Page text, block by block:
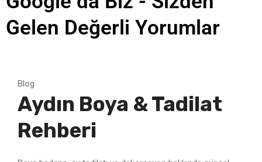
Gelen Değerli Yorumlar
Blog
Aydın Boya & Tadilat
Rehberi